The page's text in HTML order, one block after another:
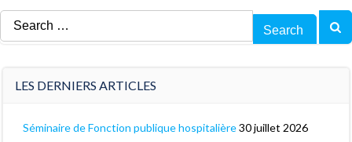
Search
for:
LES DERNIERS ARTICLES
Séminaire de Fonction publique hospitalière30 juillet 2026